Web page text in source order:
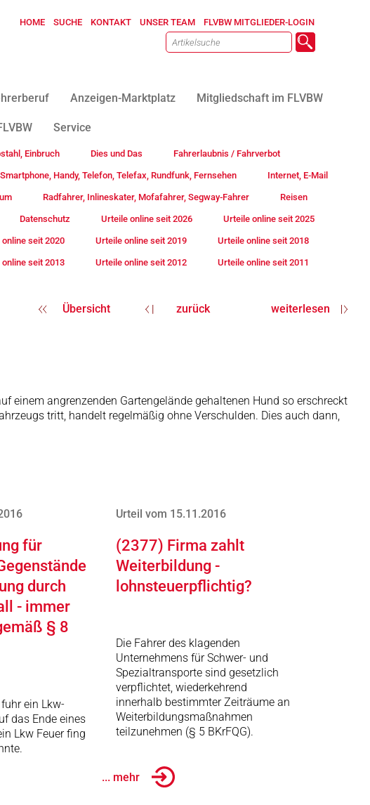
HOME SUCHE KONTAKT UNSER TEAM FLVBW MITGLIEDER-LOGIN
Anzeigen-Marktplatz Mitgliedschaft im FLVBW
Service
Einbruch Dies und Das Fahrerlaubnis / Fahrverbot
Smartphone, Handy, Telefon, Telefax, Rundfunk, Fernsehen Internet, E-Mail
Radfahrer, Inlineskater, Mofafahrer, Segway-Fahrer Reisen
Datenschutz Urteile online seit 2026 Urteile online seit 2025
seit 2020 Urteile online seit 2019 Urteile online seit 2018
seit 2013 Urteile online seit 2012 Urteile online seit 2011
Übersicht zurück weiterlesen
einem angrenzenden Gartengelände gehaltenen Hund so erschreckt
tritt, handelt regelmäßig ohne Verschulden. Dies auch dann,
für
durch
- immer
§ 8
ein Lkw-
das Ende eines
Lkw Feuer fing
Urteil vom 15.11.2016
(2377) Firma zahlt
Weiterbildung -
lohnsteuerpflichtig?
Die Fahrer des klagenden
Unternehmens für Schwer- und
Spezialtransporte sind gesetzlich
verpflichtet, wiederkehrend
innerhalb bestimmter Zeiträume an
Weiterbildungsmaßnahmen
teilzunehmen (§ 5 BKrFQG).
... mehr